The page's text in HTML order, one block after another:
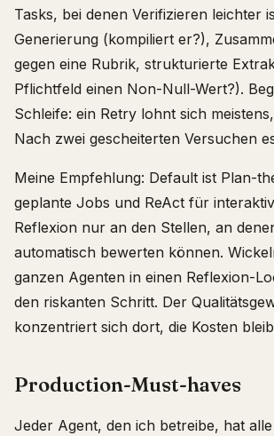
Tasks, bei denen Verifizieren leichter
Generierung (kompiliert er?),
gegen eine Rubrik, strukturierte
Pflichtfeld einen Non-Null-Wert?).
Schleife: ein Retry lohnt sich
Nach zwei gescheiterten Versuchen
Meine Empfehlung: Default ist Plan-
geplante Jobs und ReAct für
Reflexion nur an den Stellen, an
automatisch bewerten können.
ganzen Agenten in einen Reflexion-
den riskanten Schritt. Der
konzentriert sich dort, die Kosten
Production-Must-haves
Jeder Agent, den ich betreibe, hat